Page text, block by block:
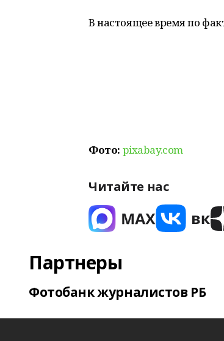
В настоящее время по
Фото: pixabay.com
Читайте нас
Партнеры
Фотобанк журналистов РБ